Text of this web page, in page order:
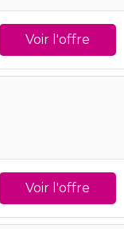
Voir l'offre
Voir l'offre